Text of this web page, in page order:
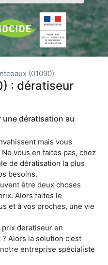
(01090)
: dératiseur
dératisation au
mais vous
vous en faites pas, chez
de dératisation la plus
besoins.
être deux choses
Alors faites le
et à vos proches, une vie
deratiseur en
Alors la solution c'est
entreprise spécialiste